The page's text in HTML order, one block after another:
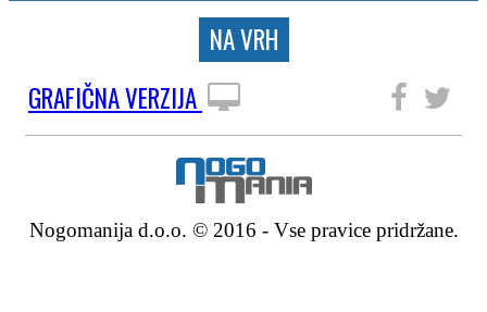
NA VRH
GRAFIČNA VERZIJA
Nogomanija d.o.o. © 2016 - Vse pravice pridržane.